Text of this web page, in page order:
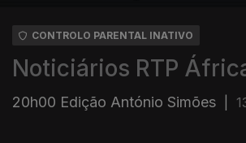
CONTROLO PARENTAL INATIVO
Noticiários RTP
20h00 Edição António Simões